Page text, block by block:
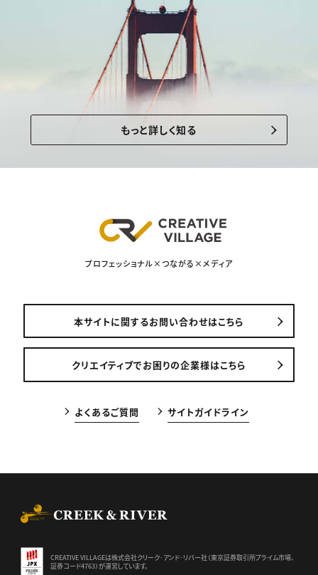
もっと詳しく知る
プロフェッショナル×つながる×メディア
本サイトに関するお問い合わせはこちら
クリエイティブでお困りの企業様はこちら
よくあるご質問 サイトガイドライン
CREATIVE VILLAGEは株式会社クリーク･アンド･リバー社（東京証券取引所プライム市場、
証券コード4763）が運営しています。